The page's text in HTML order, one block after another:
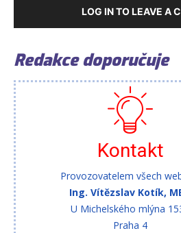
LOG IN TO LEAVE A
Redakce doporučuje
Kontakt
Provozovatelem všech
Ing. Vítězslav Kotík,
U Michelského mlýna
Praha 4